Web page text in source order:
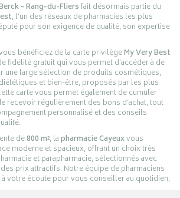
– Rang-du-Fliersfait désormais partie du
, l’un des réseaux de pharmacies les plus
pour son exigence de qualité, son expertise
bénéficiez de la carte privilègeMy Very Best
fidélité gratuit qui vous permet d’accéder à de
une large sélection de produits cosmétiques,
et bien-être, proposés par les plus
carte vous permet également de cumuler
recevoir régulièrement des bons d’achat, tout
personnalisé et des conseils
de800 m², lapharmacie Cayeuxvous
moderne et spacieux, offrant un choix très
et parapharmacie, sélectionnés avec
prix attractifs. Notre équipe de pharmaciens
votre écoute pour vous conseiller au quotidien,